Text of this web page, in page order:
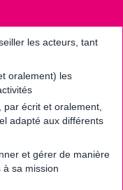
les acteurs, tant
oralement) les
par écrit et oralement,
adapté aux différents
et gérer de manière
à sa mission